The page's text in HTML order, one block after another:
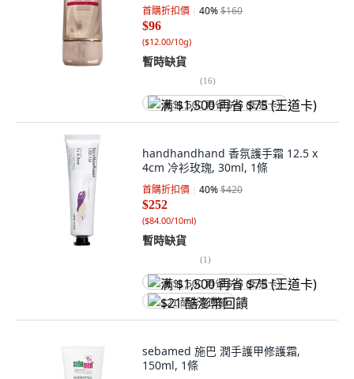
首購折扣價 40%$160
$96
($12.00/10g)
暫時缺貨
(16)
满 $1,500 再省 $75 (王道卡)
handhandhand 香氛護手霜 12.5 x
4cm 冷衫玫瑰, 30ml, 1條
首購折扣價 40%$420
$252
($84.00/10ml)
暫時缺貨
(1)
满 $1,500 再省 $75 (王道卡)
$21 酷澎幣回饋
sebamed 施巴 潤手護甲修護霜,
150ml, 1條